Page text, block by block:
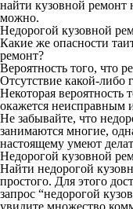
найти кузовной ремонт
можно.
Недорогой кузовной
Какие же опасности
ремонт?
Вероятность того, что
Отсутствие какой-либо
Некоторая вероятность
окажется неисправным
Не забывайте, что
занимаются многие,
настоящему умеют
Недорогой кузовной
Найти недорогой
простого. Для этого
запрос “недорогой
увидите множество